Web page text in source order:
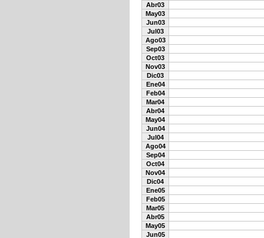
Abr03
May03
Jun03
Jul03
Ago03
Sep03
Oct03
Nov03
Dic03
Ene04
Feb04
Mar04
Abr04
May04
Jun04
Jul04
Ago04
Sep04
Oct04
Nov04
Dic04
Ene05
Feb05
Mar05
Abr05
May05
Jun05